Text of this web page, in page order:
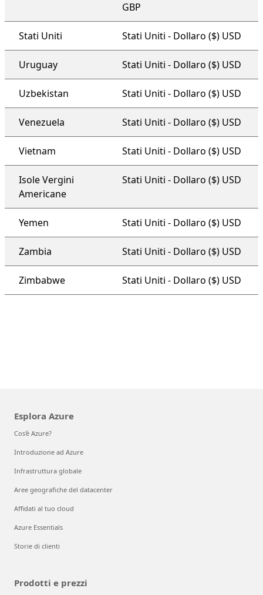
GBP
Stati Uniti Stati Uniti - Dollaro ($) USD
Uruguay Stati Uniti - Dollaro ($) USD
Uzbekistan Stati Uniti - Dollaro ($) USD
Venezuela Stati Uniti - Dollaro ($) USD
Vietnam Stati Uniti - Dollaro ($) USD
Isole Vergini
Americane
Stati Uniti - Dollaro ($) USD
Yemen Stati Uniti - Dollaro ($) USD
Zambia Stati Uniti - Dollaro ($) USD
Zimbabwe Stati Uniti - Dollaro ($) USD
Esplora Azure
Cos'è Azure?
Introduzione ad Azure
Infrastruttura globale
Aree geografiche del datacenter
Affidati al tuo cloud
Azure Essentials
Storie di clienti
Prodotti e prezzi